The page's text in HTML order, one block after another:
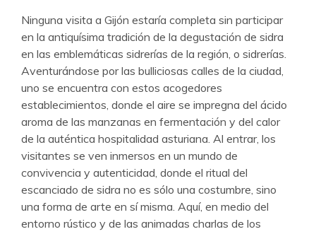
Ninguna visita a Gijón estaría completa sin participar
en la antiquísima tradición de la degustación de sidra
en las emblemáticas sidrerías de la región, o sidrerías.
Aventurándose por las bulliciosas calles de la ciudad,
uno se encuentra con estos acogedores
establecimientos, donde el aire se impregna del ácido
aroma de las manzanas en fermentación y del calor
de la auténtica hospitalidad asturiana. Al entrar, los
visitantes se ven inmersos en un mundo de
convivencia y autenticidad, donde el ritual del
escanciado de sidra no es sólo una costumbre, sino
una forma de arte en sí misma. Aquí, en medio del
entorno rústico y de las animadas charlas de los